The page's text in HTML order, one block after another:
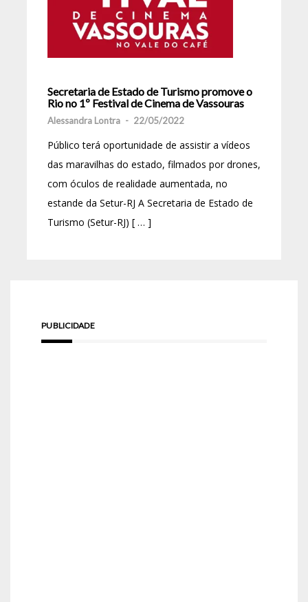
Secretaria de Estado de Turismo promove o
Rio no 1º Festival de Cinema de Vassouras
Alessandra Lontra - 22/05/2022
Público terá oportunidade de assistir a vídeos
das maravilhas do estado, filmados por drones,
com óculos de realidade aumentada, no
estande da Setur-RJ A Secretaria de Estado de
Turismo (Setur-RJ) [ … ]
PUBLICIDADE